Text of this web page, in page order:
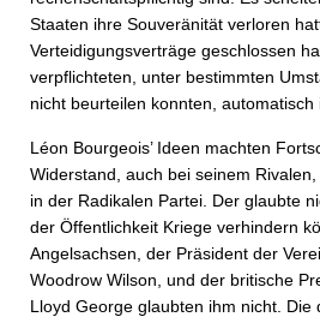
Staaten ihre Souveränität verloren
Verteidigungsverträge geschlossen
verpflichteten, unter bestimmten
nicht beurteilen konnten, automatisch
Léon Bourgeois’ Ideen machten
Widerstand, auch bei seinem
in der Radikalen Partei. Der glaubte
der Öffentlichkeit Kriege verhindern
Angelsachsen, der Präsident der
Woodrow Wilson, und der britische
Lloyd George glaubten ihm nicht. Die